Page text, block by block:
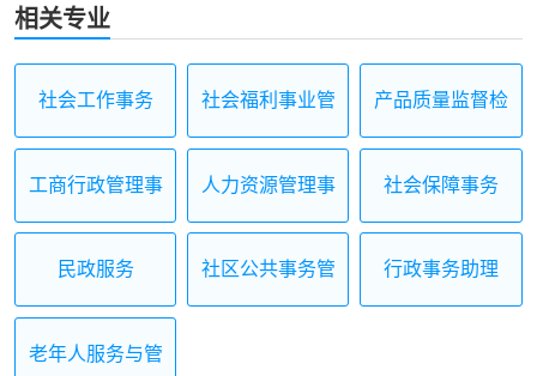
相关专业
社会工作事务
社会福利事业管
产品质量监督检
工商行政管理事
人力资源管理事
社会保障事务
民政服务
社区公共事务管
行政事务助理
老年人服务与管